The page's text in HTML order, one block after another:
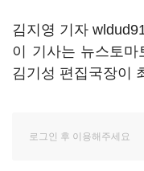
김지영 기자
이 기사는 뉴스토
김기성 편집국장이